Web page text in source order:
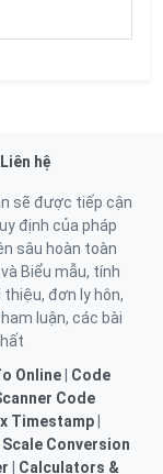
Liên hệ
sẽ được tiếp cận
định của pháp
sâu hoàn toàn
Biểu mẫu, tính
đơn ly hôn,
luận, các bài
Online
Code
Code
Timestamp
Scale Conversion
Calculators &